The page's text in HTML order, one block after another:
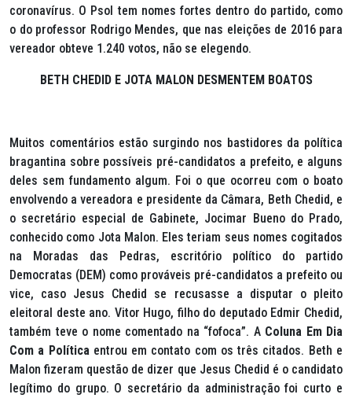
coronavírus. O Psol tem nomes fortes dentro do partido, como
o do professor Rodrigo Mendes, que nas eleições de 2016 para
vereador obteve 1.240 votos, não se elegendo.
BETH CHEDID E JOTA MALON DESMENTEM BOATOS
Muitos comentários estão surgindo nos bastidores da política
bragantina sobre possíveis pré-candidatos a prefeito, e alguns
deles sem fundamento algum. Foi o que ocorreu com o boato
envolvendo a vereadora e presidente da Câmara, Beth Chedid, e
o secretário especial de Gabinete, Jocimar Bueno do Prado,
conhecido como Jota Malon. Eles teriam seus nomes cogitados
na Moradas das Pedras, escritório político do partido
Democratas (DEM) como prováveis pré-candidatos a prefeito ou
vice, caso Jesus Chedid se recusasse a disputar o pleito
eleitoral deste ano. Vitor Hugo, filho do deputado Edmir Chedid,
também teve o nome comentado na “fofoca”. A Coluna Em Dia
Com a Política entrou em contato com os três citados. Beth e
Malon fizeram questão de dizer que Jesus Chedid é o candidato
legítimo do grupo. O secretário da administração foi curto e